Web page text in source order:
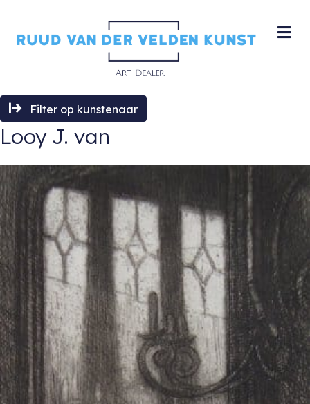
Filter op kunstenaar
Looy J. van